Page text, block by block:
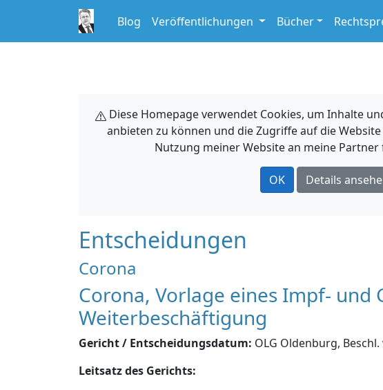
Blog Veröffentlichungen Bücher
Diese Homepage verwendet Cookies, um Inhalte
anbieten zu können und die Zugriffe auf die
Nutzung meiner Website an meine
OK Details
Entscheidungen
Corona
Corona, Vorlage eines Impf- und
Weiterbeschäftigung
Gericht / Entscheidungsdatum: OLG Oldenburg, Beschl.
Leitsatz des Gerichts: